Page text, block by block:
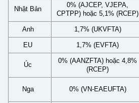
Nhật Bản
0% (AJCEP, VJEPA,
CPTPP) hoặc 5,1% (RCEP)
Anh 1,7% (UKVFTA)
EU 1,7% (EVFTA)
Úc
0% (AANZFTA) hoặc 4,8%
(RCEP)
Nga 0% (VN-EAEUFTA)